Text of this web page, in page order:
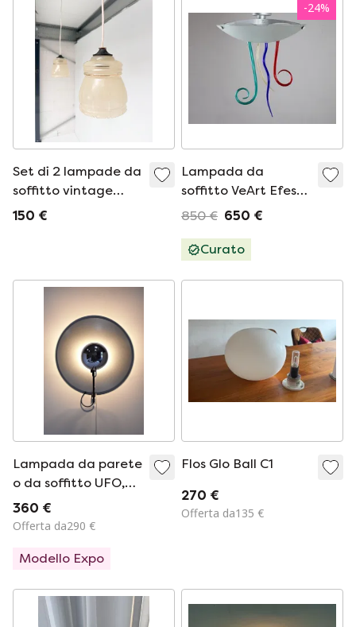
Set di 2 lampade da
soffitto vintage
beige, anni '60
150 €
-24%
Lampada da
soffitto VeArt Efesto
Design Andrea
850 € 650 €
Curato
Lampada da parete
o da soffitto UFO,
modello 2800 di Elio
Martinelli per
'80 (2 pezzi
360 €
Offerta da290 €
Modello Expo
Flos Glo Ball C1
270 €
Offerta da135 €